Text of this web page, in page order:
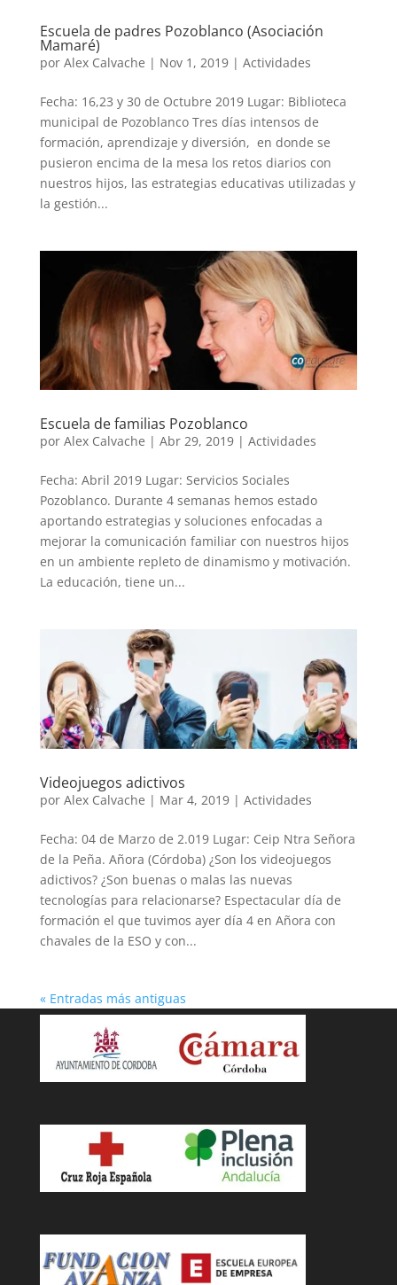
Escuela de padres Pozoblanco (Asociación
Mamaré)
por Alex Calvache | Nov 1, 2019| Actividades
Fecha: 16,23 y 30 de Octubre 2019 Lugar: Biblioteca
municipal de Pozoblanco Tres días intensos de
formación, aprendizaje y diversión, en donde se
pusieron encima de la mesa los retos diarios con
nuestros hijos, las estrategias educativas utilizadas y
la gestión...
Escuela de familias Pozoblanco
por Alex Calvache | Abr 29, 2019| Actividades
Fecha: Abril 2019 Lugar: Servicios Sociales
Pozoblanco. Durante 4 semanas hemos estado
aportando estrategias y soluciones enfocadas a
mejorar la comunicación familiar con nuestros hijos
en un ambiente repleto de dinamismo y motivación.
La educación, tiene un...
Videojuegos adictivos
por Alex Calvache | Mar 4, 2019| Actividades
Fecha: 04 de Marzo de 2.019 Lugar: Ceip Ntra Señora
de la Peña. Añora (Córdoba) ¿Son los videojuegos
adictivos? ¿Son buenas o malas las nuevas
tecnologías para relacionarse? Espectacular día de
formación el que tuvimos ayer día 4 en Añora con
chavales de la ESO y con...
« Entradas más antiguas